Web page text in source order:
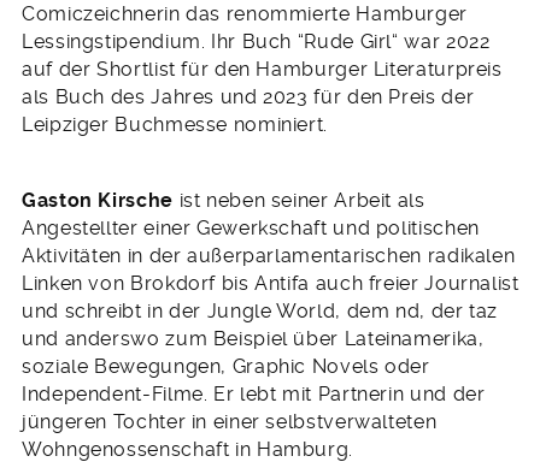
Comiczeichnerin das renommierte Hamburger
Lessingstipendium. Ihr Buch “Rude Girl“ war 2022
auf der Shortlist für den Hamburger Literaturpreis
als Buch des Jahres und 2023 für den Preis der
Leipziger Buchmesse nominiert.
Gaston Kirsche ist neben seiner Arbeit als
Angestellter einer Gewerkschaft und politischen
Aktivitäten in der außerparlamentarischen radikalen
Linken von Brokdorf bis Antifa auch freier Journalist
und schreibt in der Jungle World, dem nd, der taz
und anderswo zum Beispiel über Lateinamerika,
soziale Bewegungen, Graphic Novels oder
Independent-Filme. Er lebt mit Partnerin und der
jüngeren Tochter in einer selbstverwalteten
Wohngenossenschaft in Hamburg.